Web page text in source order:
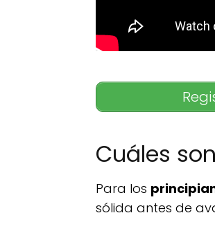
Cuáles
Para los
sólida antes de